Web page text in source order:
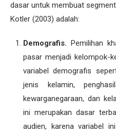
dasar untuk membuat
Kotler (2003) adalah:
Demografis. Pemilihan
pasar menjadi kelompok-
variabel demografis
jenis kelamin,
kewarganegaraan, dan
ini merupakan dasar
audien, karena variabel